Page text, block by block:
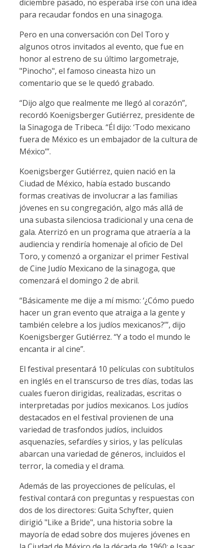
diciembre pasado, no esperaba irse con una idea
para recaudar fondos en una sinagoga.
Pero en una conversación con Del Toro y
algunos otros invitados al evento, que fue en
honor al estreno de su último largometraje,
"Pinocho", el famoso cineasta hizo un
comentario que se le quedó grabado.
“Dijo algo que realmente me llegó al corazón”,
recordó Koenigsberger Gutiérrez, presidente de
la Sinagoga de Tribeca. “Él dijo: ‘Todo mexicano
fuera de México es un embajador de la cultura de
México’”.
Koenigsberger Gutiérrez, quien nació en la
Ciudad de México, había estado buscando
formas creativas de involucrar a las familias
jóvenes en su congregación, algo más allá de
una subasta silenciosa tradicional y una cena de
gala. Aterrizó en un programa que atraería a la
audiencia y rendiría homenaje al oficio de Del
Toro, y comenzó a organizar el primer Festival
de Cine Judío Mexicano de la sinagoga, que
comenzará el domingo 2 de abril.
“Básicamente me dije a mí mismo: ‘¿Cómo puedo
hacer un gran evento que atraiga a la gente y
también celebre a los judíos mexicanos?’”, dijo
Koenigsberger Gutiérrez. “Y a todo el mundo le
encanta ir al cine”.
El festival presentará 10 películas con subtítulos
en inglés en el transcurso de tres días, todas las
cuales fueron dirigidas, realizadas, escritas o
interpretadas por judíos mexicanos. Los judíos
destacados en el festival provienen de una
variedad de trasfondos judíos, incluidos
asquenazíes, sefardíes y sirios, y las películas
abarcan una variedad de géneros, incluidos el
terror, la comedia y el drama.
Además de las proyecciones de películas, el
festival contará con preguntas y respuestas con
dos de los directores: Guita Schyfter, quien
dirigió "Like a Bride", una historia sobre la
mayoría de edad sobre dos mujeres jóvenes en